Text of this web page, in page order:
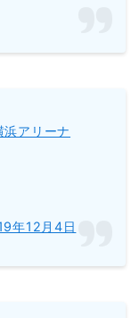
浜アリーナ
年12月4日